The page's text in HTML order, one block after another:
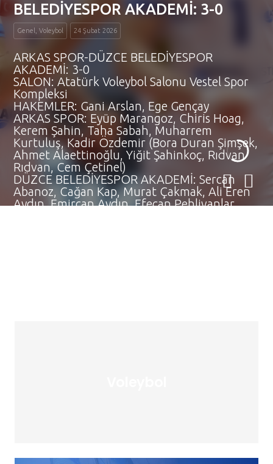
BELEDİYESPOR AKADEMİ: 3-0
Genel, Voleybol 24 Şubat 2026
ARKAS SPOR-DÜZCE BELEDİYESPOR
AKADEMİ: 3-0
SALON: Atatürk Voleybol Salonu Vestel Spor
Kompleksi
HAKEMLER: Gani Arslan, Ege Gençay
ARKAS SPOR: Eyüp Marangoz, Chiris Hoag,
Kerem Şahin, Taha Sabah, Muharrem
Kurtuluş, Kadir Özdemir (Bora Duran Şimşek,
Ahmet Alaettinoğlu, Yiğit Şahinkoç, Rıdvan
Rıdvan, Cem Çetinel)
DÜZCE BELEDİYESPOR AKADEMİ: Sercan
Abanoz, Cağan Kap, Murat Çakmak, Ali Eren
Aydın, Emircan Aydın, Efecan Pehlivanlar